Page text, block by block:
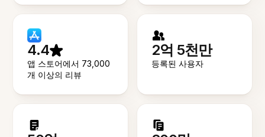
4.4
앱 스토어에서 73,000
개 이상의 리뷰
2억 5천만
등록된 사용자